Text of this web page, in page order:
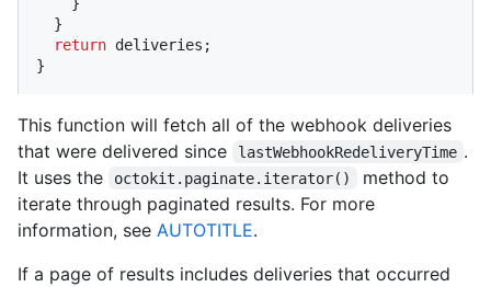
return deliveries;
}
This function will fetch all of the webhook deliveries
that were delivered since
lastWebhookRedeliveryTime .
It uses the
octokit.paginate.iterator()
method to
iterate through paginated results. For more
information, see AUTOTITLE.
If a page of results includes deliveries that occurred